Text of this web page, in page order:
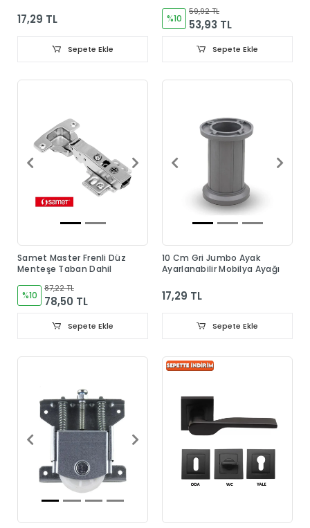
17,29 TL
Sepete Ekle
%10
59,92 TL
53,93 TL
Sepete Ekle
Samet Master Frenli Düz
Menteşe Taban Dahil
%10
87,22 TL
78,50 TL
Sepete Ekle
10 Cm Gri Jumbo Ayak
Ayarlanabilir Mobilya Ayağı
17,29 TL
Sepete Ekle